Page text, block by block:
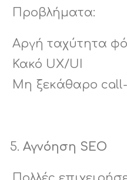
Προβλήματα:
Αργή ταχύτητα
Κακό UX/UI
Μη ξεκάθαρο
Αγνόηση SEO